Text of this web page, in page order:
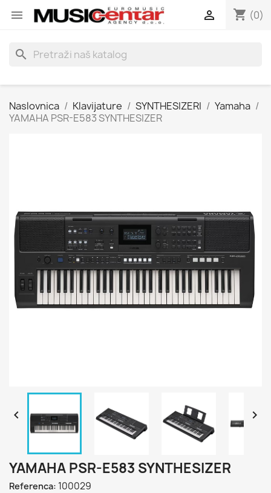
 shopping_cart (0)

search
Naslovnica Klavijature SYNTHESIZERI
Yamaha
YAMAHA PSR-E583 SYNTHESIZER
 
YAMAHA PSR-E583 SYNTHESIZER
Referenca: 100029